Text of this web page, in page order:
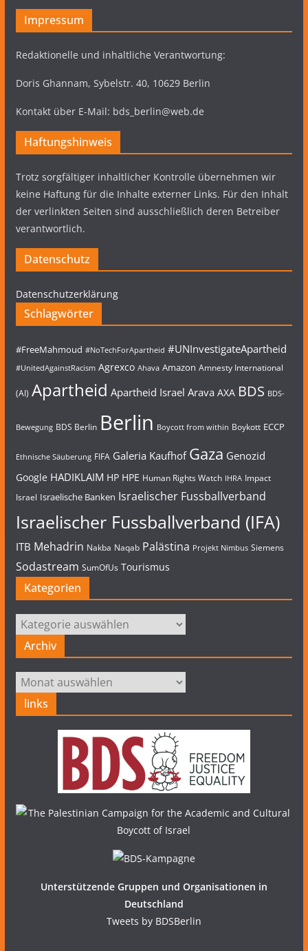
Impressum
Redaktionelle und inhaltliche Verantwortung:
Doris Ghannam, Sybelstr. 40, 10629 Berlin
Kontakt über E-Mail: bds_berlin@web.de
Haftungshinweis
Trotz sorgfältiger inhaltlicher Kontrolle übernehmen wir
keine Haftung für die Inhalte externer Links. Für den Inhalt
der verlinkten Seiten sind ausschließlich deren Betreiber
verantwortlich.
Datenschutz
Datenschutzerklärung
Schlagwörter
#FreeMahmoud #NoTechForApartheid #UNInvestigateApartheid
#UnitedAgainstRacism Agrexco Ahava Amazon Amnesty International
(AI) Apartheid Apartheid Israel Arava AXA BDS BDS-
Bewegung BDS Berlin Berlin Boycott from within Boykott ECCP
Ethnische Säuberung FIFA Galeria Kaufhof Gaza Genozid
Google HADIKLAIM HP HPE Human Rights Watch IHRA Impact
Israel Israelische Banken Israelischer Fussballverband
Israelischer Fussballverband (IFA)
ITB Mehadrin Nakba Naqab Palästina Projekt Nimbus Siemens
Sodastream SumOfUs Tourismus
Kategorien
Kategorien
Archiv
Archiv
links
Unterstützende Gruppen und Organisationen in
Deutschland
Tweets by BDSBerlin